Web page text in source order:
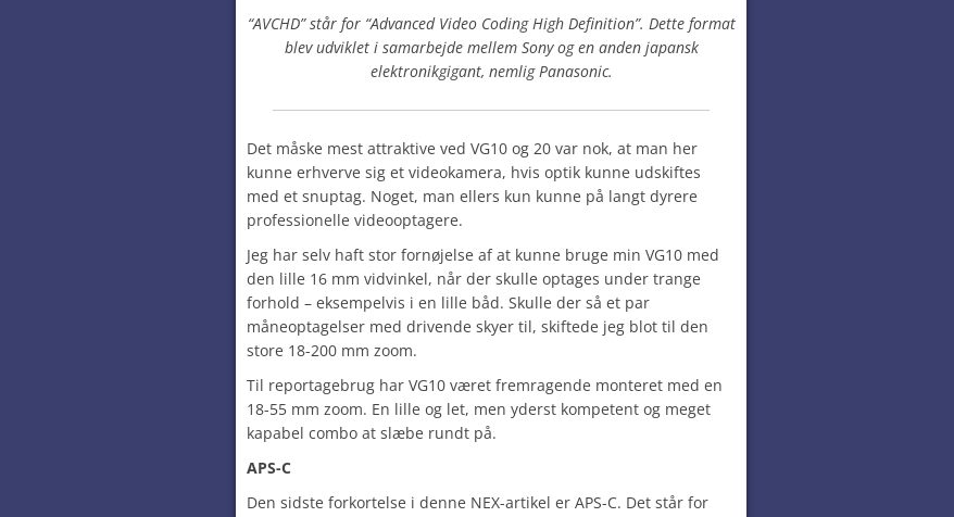
“AVCHD” står for “Advanced Video Coding High Definition”. Dette format
blev udviklet i samarbejde mellem Sony og en anden japansk
elektronikgigant, nemlig Panasonic.
Det måske mest attraktive ved VG10 og 20 var nok, at man her
kunne erhverve sig et videokamera, hvis optik kunne udskiftes
med et snuptag. Noget, man ellers kun kunne på langt dyrere
professionelle videooptagere.
Jeg har selv haft stor fornøjelse af at kunne bruge min VG10 med
den lille 16 mm vidvinkel, når der skulle optages under trange
forhold – eksempelvis i en lille båd. Skulle der så et par
måneoptagelser med drivende skyer til, skiftede jeg blot til den
store 18-200 mm zoom.
Til reportagebrug har VG10 været fremragende monteret med en
18-55 mm zoom. En lille og let, men yderst kompetent og meget
kapabel combo at slæbe rundt på.
APS-C
Den sidste forkortelse i denne NEX-artikel er APS-C. Det står for